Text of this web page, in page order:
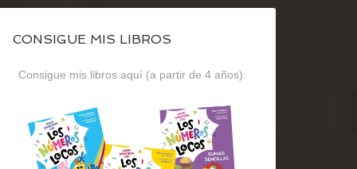
CONSIGUE MIS LIBROS
Consigue mis libros aquí (a partir de 4 años):